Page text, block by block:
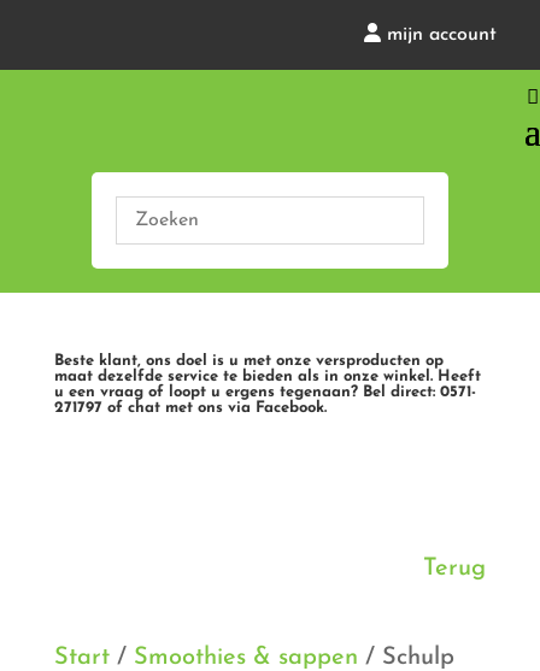
mijn account
Beste klant, ons doel is u met onze versproducten op
maat dezelfde service te bieden als in onze winkel. Heeft
u een vraag of loopt u ergens tegenaan? Bel direct: 0571-
271797 of chat met ons via Facebook.
Terug
Start/ Smoothies & sappen / Schulp